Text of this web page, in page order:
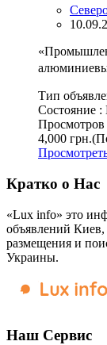
Тип
Состояние :
Просмотров
4,000 грн.
Кратко о Нас
«Lux info» это
объявлений Киев,
размещения и
Украины.
Наш Сервис